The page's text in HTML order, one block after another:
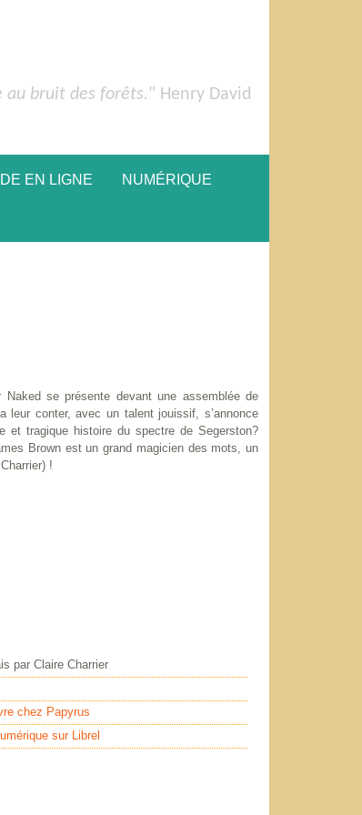
au bruit des forêts. " Henry David
EN LIGNE NUMÉRIQUE
Naked se présente devant une assemblée de
leur conter, avec un talent jouissif, s’annonce
et tragique histoire du spectre de Segerston?
Brown est un grand magicien des mots, un
!
par Claire Charrier
chez Papyrus
sur Librel